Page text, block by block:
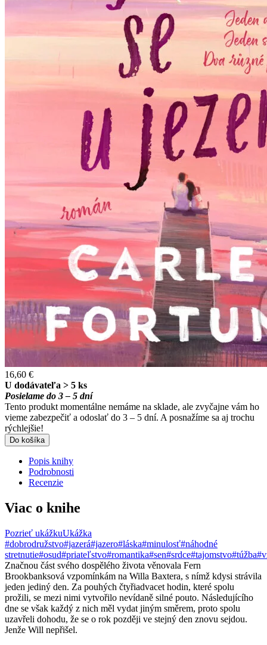
16,60 €
U dodávateľa > 5 ks
Posielame do 3 – 5 dní
Tento produkt momentálne nemáme na sklade, ale zvyčajne vám ho
vieme zabezpečiť a odoslať do 3 – 5 dní. A posnažíme sa aj trochu
rýchlejšie!
Do košíka
Popis knihy
Podrobnosti
Recenzie
Viac o knihe
Pozrieť ukážkuUkážka
#dobrodružstvo#jazerá#jazero#láska#minulosť#náhodné
stretnutie#osud#priateľstvo#romantika#sen#srdce#tajomstvo#túžba
Značnou část svého dospělého života věnovala Fern
Brookbanksová vzpomínkám na Willa Baxtera, s nímž kdysi strávila
jeden jediný den. Za pouhých čtyřiadvacet hodin, které spolu
prožili, se mezi nimi vytvořilo nevídaně silné pouto. Následujícího
dne se však každý z nich měl vydat jiným směrem, proto spolu
uzavřeli dohodu, že se o rok později ve stejný den znovu sejdou.
Jenže Will nepřišel.